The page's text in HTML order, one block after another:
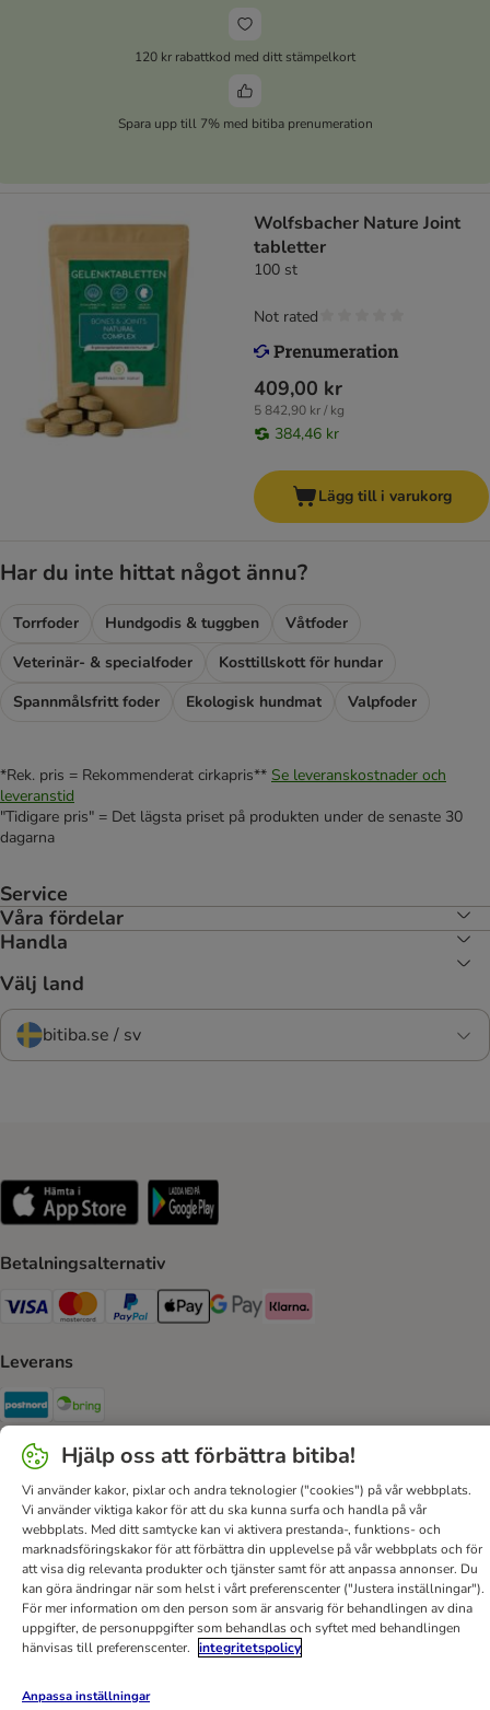
120 kr rabattkod med ditt stämpelkort
Spara upp till 7% med bitiba prenumeration
Wolfsbacher Nature Joint
tabletter
100 st
409,00 kr
5 842,90 kr / kg
384,46 kr
Not rated
Lägg till i varukorg
Har du inte hittat något ännu?
Torrfoder Hundgodis & tuggben
Våtfoder
Veterinär- & specialfoder
Kosttillskott för hundar
Spannmålsfritt foder
Ekologisk hundmat Valpfoder
*Rek. pris = Rekommenderat cirkapris** Se leveranskostnader och
leveranstid
"Tidigare pris" = Det lägsta priset på produkten under de senaste 30
dagarna
Service
Våra fördelar
Handla
Välj land
bitiba.se / sv
Betalningsalternativ
VISA Payment Method
Mastercard Payment Method
Paypal Payment Method
Apple Pay Payment Method
Google Pay Payment Method
Klarna Payment Method
Leverans
Postnord Shipping Method
Säker betalning
Security
Hjälp Kontakt Villkor Om företaget
DSA
Sekretesspolicy & Dataskydd
Fraktkostnad & leveranstid
Ångerblankett Tillgänglighetspolicy
bitiba GmbH2026
Hjälp oss att förbättra bitiba!
Vi använder kakor, pixlar och andra teknologier ("cookies") på vår webbplats.
Vi använder viktiga kakor för att du ska kunna surfa och handla på vår
webbplats. Med ditt samtycke kan vi aktivera prestanda-, funktions- och
marknadsföringskakor för att förbättra din upplevelse på vår webbplats och för
att visa dig relevanta produkter och tjänster samt för att anpassa annonser. Du
kan göra ändringar när som helst i vårt preferenscenter ("Justera inställningar").
För mer information om den person som är ansvarig för behandlingen av dina
uppgifter, de personuppgifter som behandlas och syftet med behandlingen
hänvisas till preferenscenter. integritetspolicy
Anpassa inställningar